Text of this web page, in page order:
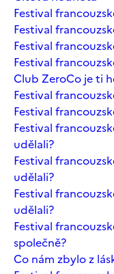
Festival
Festival
Festival
Festival
Club ZeroCo je ti
Festival
Festival
Festival
udělali?
Festival
udělali?
Festival
udělali?
Festival
společně?
Co nám zbylo z